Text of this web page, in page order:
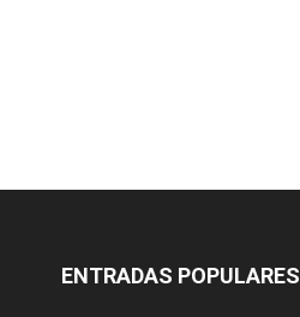
ENTRADAS POPULARES